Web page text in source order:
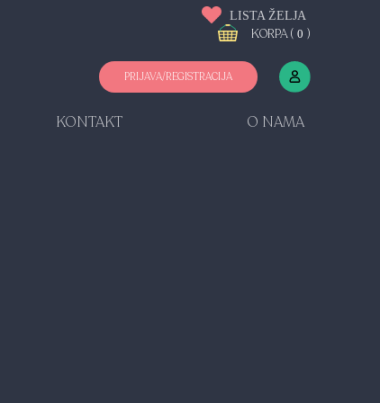
PRIJAVA/REGISTRACIJA
LISTA ŽELJA
KORPA ( 0 )
KONTAKT O NAMA